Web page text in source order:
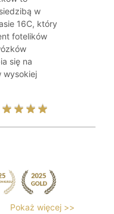
w
16C, który
fotelików
się na
wysokiej
Pokaż więcej >>